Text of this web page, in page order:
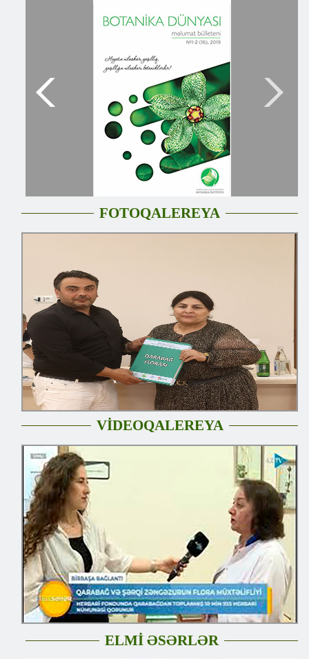
FOTOQALEREYA
VİDEOQALEREYA
ELMİ ƏSƏRLƏR